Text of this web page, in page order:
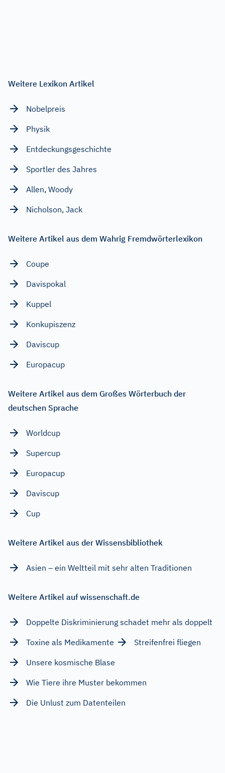
Weitere Lexikon Artikel
Nobelpreis
Physik
Entdeckungsgeschichte
Sportler des Jahres
Allen, Woody
Nicholson, Jack
Weitere Artikel aus dem Wahrig Fremdwörterlexikon
Coupe
Davispokal
Kuppel
Konkupiszenz
Daviscup
Europacup
Weitere Artikel aus dem Großes Wörterbuch der
deutschen Sprache
Worldcup
Supercup
Europacup
Daviscup
Cup
Weitere Artikel aus der Wissensbibliothek
Asien – ein Weltteil mit sehr alten Traditionen
Weitere Artikel auf wissenschaft.de
Doppelte Diskriminierung schadet mehr als doppelt
Toxine als Medikamente
Streifenfrei fliegen
Unsere kosmische Blase
Wie Tiere ihre Muster bekommen
Die Unlust zum Datenteilen